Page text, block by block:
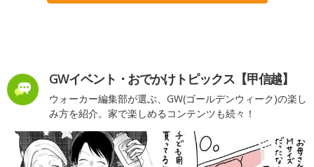
GWイベント・おでかけトピックス【甲信越】
ウォーカー編集部が選ぶ、GW(ゴールデンウィーク)の楽し
み方を紹介。家で楽しめるコンテンツも続々！